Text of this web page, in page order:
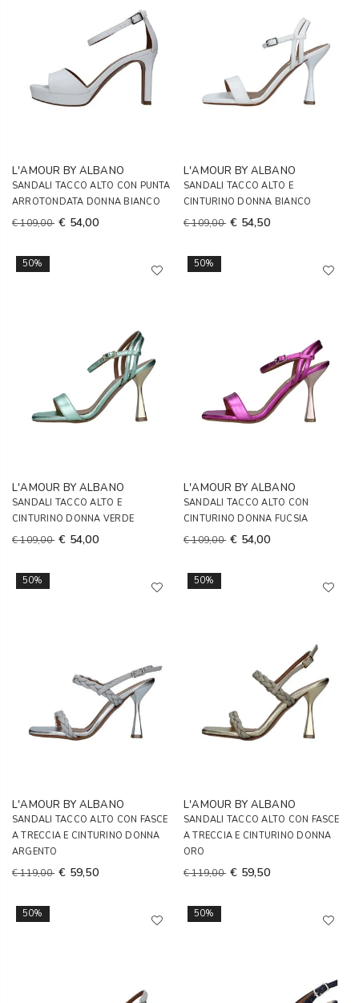
L'AMOUR BY ALBANO
SANDALI TACCO ALTO CON PUNTA
ARROTONDATA DONNA BIANCO
€ 109,00 € 54,00
L'AMOUR BY ALBANO
SANDALI TACCO ALTO E
CINTURINO DONNA BIANCO
€ 109,00 € 54,50
50%
L'AMOUR BY ALBANO
SANDALI TACCO ALTO E
CINTURINO DONNA VERDE
€ 109,00 € 54,00
50%
L'AMOUR BY ALBANO
SANDALI TACCO ALTO CON
CINTURINO DONNA FUCSIA
€ 109,00 € 54,00
50%
L'AMOUR BY ALBANO
SANDALI TACCO ALTO CON FASCE
A TRECCIA E CINTURINO DONNA
ARGENTO
€ 119,00 € 59,50
50%
L'AMOUR BY ALBANO
SANDALI TACCO ALTO CON FASCE
A TRECCIA E CINTURINO DONNA
ORO
€ 119,00 € 59,50
50% 50%